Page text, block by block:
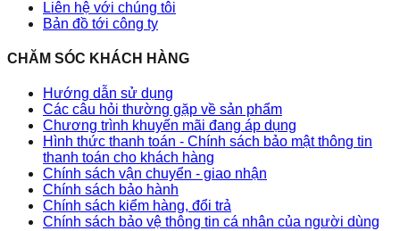
Liên hệ với chúng tôi
Bản đồ tới công ty
CHĂM SÓC KHÁCH HÀNG
Hướng dẫn sử dụng
Các câu hỏi thường gặp về sản phẩm
Chương trình khuyến mãi đang áp dụng
Hình thức thanh toán - Chính sách bảo mật thông tin
thanh toán cho khách hàng
Chính sách vận chuyển - giao nhận
Chính sách bảo hành
Chính sách kiểm hàng, đổi trả
Chính sách bảo vệ thông tin cá nhân của người dùng